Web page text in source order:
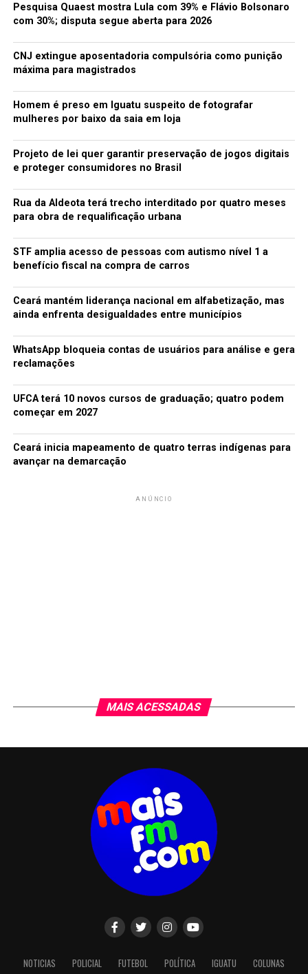
Pesquisa Quaest mostra Lula com 39% e Flávio Bolsonaro
com 30%; disputa segue aberta para 2026
CNJ extingue aposentadoria compulsória como punição
máxima para magistrados
Homem é preso em Iguatu suspeito de fotografar
mulheres por baixo da saia em loja
Projeto de lei quer garantir preservação de jogos digitais
e proteger consumidores no Brasil
Rua da Aldeota terá trecho interditado por quatro meses
para obra de requalificação urbana
STF amplia acesso de pessoas com autismo nível 1 a
benefício fiscal na compra de carros
Ceará mantém liderança nacional em alfabetização, mas
ainda enfrenta desigualdades entre municípios
WhatsApp bloqueia contas de usuários para análise e gera
reclamações
UFCA terá 10 novos cursos de graduação; quatro podem
começar em 2027
Ceará inicia mapeamento de quatro terras indígenas para
avançar na demarcação
ANÚNCIO
MAIS ACESSADAS
NOTICIAS POLICIAL FUTEBOL POLÍTICA IGUATU COLUNAS